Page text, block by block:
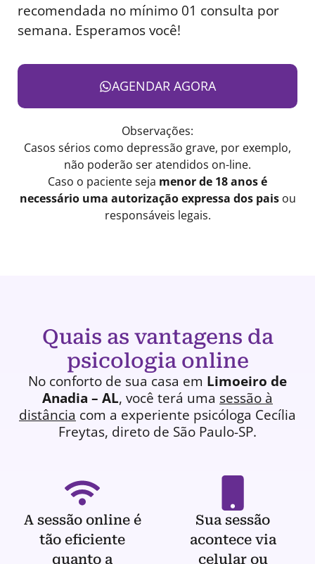
recomendada no mínimo 01 consulta por
semana. Esperamos você!
AGENDAR AGORA
Observações:
Casos sérios como depressão grave, por exemplo,
não poderão ser atendidos on-line.
Caso o paciente seja menor de 18 anos é
necessário uma autorização expressa dos paisou
responsáveis legais.
Quais as vantagens da
psicologia online
No conforto de sua casa em Limoeiro de
Anadia – AL, você terá uma sessão à
distância com a experiente psicóloga Cecília
Freytas, direto de São Paulo-SP.
A sessão online é
tão eficiente
quanto a
Sua sessão
acontece via
celular ou